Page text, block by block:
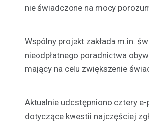
nie świadczone na mocy
Wspólny projekt zakłada m.in.
nieodpłatnego poradnictwa
mający na celu zwiększenie
Aktualnie udostępniono cztery
dotyczące kwestii najczęściej